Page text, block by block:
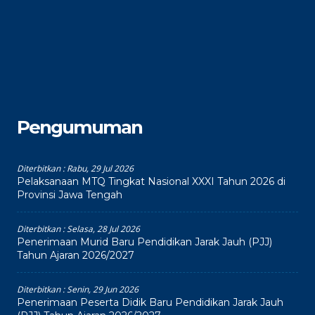
Pengumuman
Diterbitkan :Rabu, 29 Jul 2026
Pelaksanaan MTQ Tingkat Nasional XXXI Tahun 2026 di
Provinsi Jawa Tengah
Diterbitkan :Selasa, 28 Jul 2026
Penerimaan Murid Baru Pendidikan Jarak Jauh (PJJ)
Tahun Ajaran 2026/2027
Diterbitkan :Senin, 29 Jun 2026
Penerimaan Peserta Didik Baru Pendidikan Jarak Jauh